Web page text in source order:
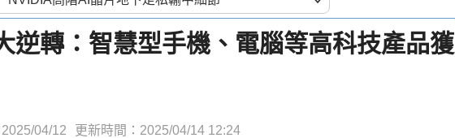
逆轉：智慧型手機、電腦等高科技產品獲
2025/04/12 更新時間：2025/04/14 12:24